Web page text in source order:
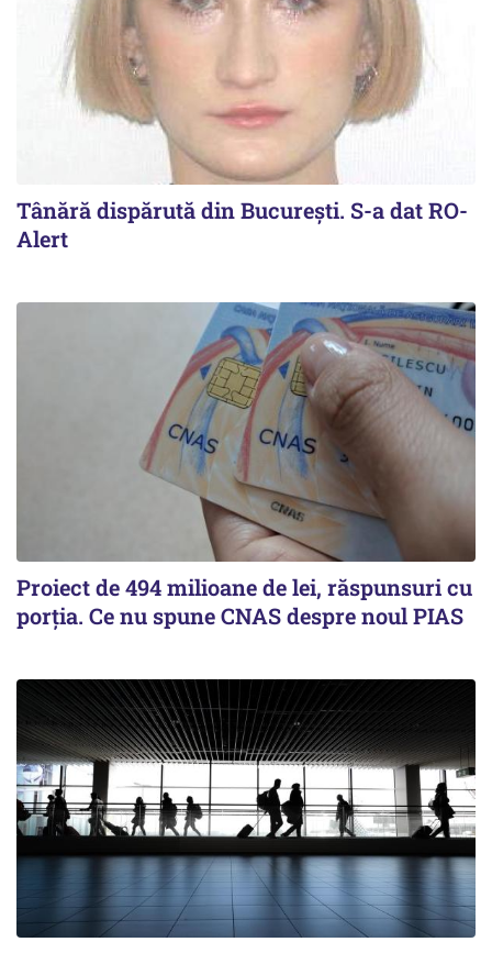
Tânără dispărută din Bucureşti. S-a dat RO-
Alert
Proiect de 494 milioane de lei, răspunsuri cu
porția. Ce nu spune CNAS despre noul PIAS